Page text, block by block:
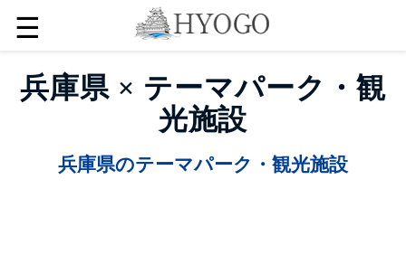
☰
兵庫県 × テーマパーク・観
光施設
兵庫県のテーマパーク・観光施設